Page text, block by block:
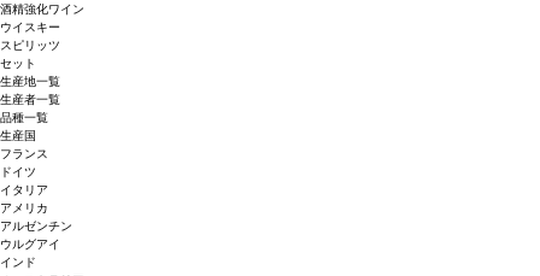
酒精強化ワイン
ウイスキー
スピリッツ
セット
生産地一覧
生産者一覧
品種一覧
生産国
フランス
ドイツ
イタリア
アメリカ
アルゼンチン
ウルグアイ
インド